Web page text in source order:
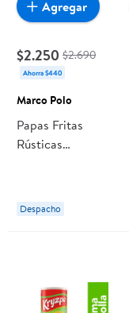
$2.250 $2.690
Ahorra $440
Marco Polo
Papas Fritas
Rústicas
Despacho
Agregar